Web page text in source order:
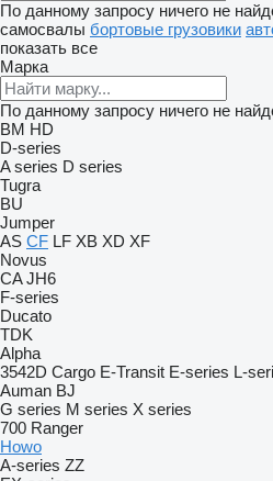
По данному запросу ничего не
самосвалы бортовые грузовики
показать все
Марка
По данному запросу ничего не
BM HD
D-series
A series D series
Tugra
BU
Jumper
AS CF LF XB XD XF
Novus
CA JH6
F-series
Ducato
TDK
Alpha
3542D Cargo E-Transit E-series L-
Auman BJ
G series M series X series
700 Ranger
Howo
A-series ZZ